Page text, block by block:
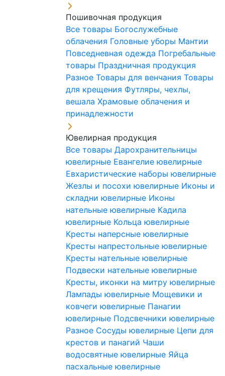
Пошивочная продукция
Все товары Богослужебные
облачения Головные уборы Мантии
Повседневная одежда Погребальные
товары Праздничная продукция
Разное Товары для венчания Товары
для крещения Футляры, чехлы,
вешала Храмовые облачения и
принадлежности
Ювелирная продукция
Все товары Дарохранительницы
ювелирные Евангелие ювелирные
Евхаристические наборы ювелирные
Жезлы и посохи ювелирные Иконы и
складни ювелирные Иконы
нательные ювелирные Кадила
ювелирные Кольца ювелирные
Кресты наперсные ювелирные
Кресты напрестольные ювелирные
Кресты нательные ювелирные
Подвески нательные ювелирные
Кресты, иконки на митру ювелирные
Лампады ювелирные Мощевики и
ковчеги ювелирные Панагии
ювелирные Подсвечники ювелирные
Разное Сосуды ювелирные Цепи для
крестов и панагий Чаши
водосвятные ювелирные Яйца
пасхальные ювелирные